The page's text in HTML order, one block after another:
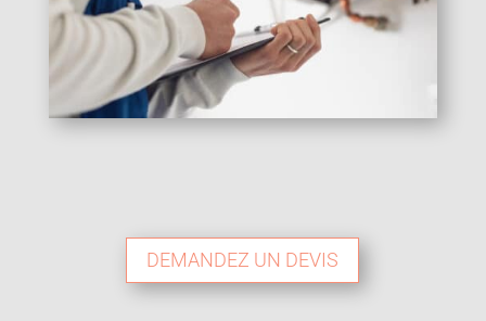
DEMANDEZ UN DEVIS